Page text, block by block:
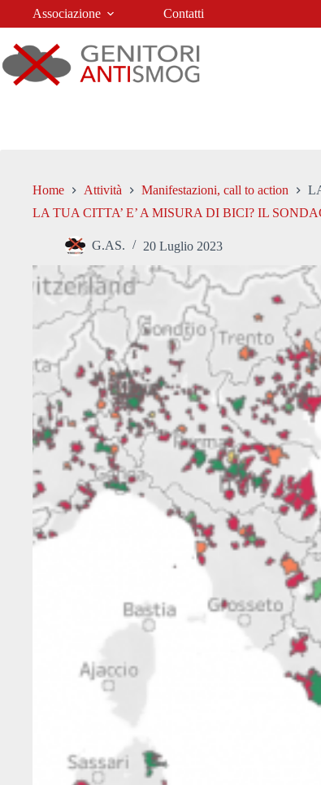
Associazione Contatti
Home Attività Manifestazioni, call to action
LA TUA CITTA’ E’ A MISURA DI BICI? IL
G.AS. 20 Luglio 2023